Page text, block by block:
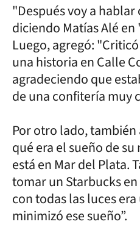
"Después voy a hablar
diciendo Matías Alé en
Luego, agregó:
una historia en Calle
agradeciendo que
de una confitería muy
Por otro lado,
qué era el sueño de
está en Mar del Plata.
tomar un Starbucks
con todas las luces
minimizó ese sueño”.